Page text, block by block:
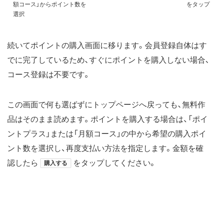
額コース」からポイント数を
選択
をタップ
続いてポイントの購入画面に移ります。会員登録自体はす
でに完了しているため、すぐにポイントを購入しない場合、
コース登録は不要です。
この画面で何も選ばずにトップページへ戻っても、無料作
品はそのまま読めます。ポイントを購入する場合は、「ポイ
ントプラス」または「月額コース」の中から希望の購入ポイ
ント数を選択し、再度支払い方法を指定します。金額を確
認したら
購入する をタップしてください。